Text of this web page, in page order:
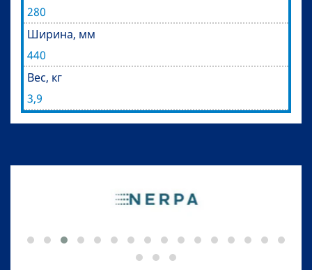
280
Ширина, мм
440
Вес, кг
3,9